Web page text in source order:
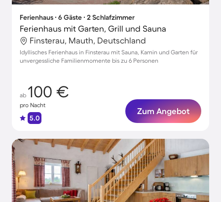
Ferienhaus ∙ 6 Gäste ∙ 2 Schlafzimmer
Ferienhaus mit Garten, Grill und Sauna
Finsterau, Mauth, Deutschland
Idyllisches Ferienhaus in Finsterau mit Sauna, Kamin und Garten für
unvergessliche Familienmomente bis zu 6 Personen
ab 100 €
pro Nacht
5.0
Zum Angebot